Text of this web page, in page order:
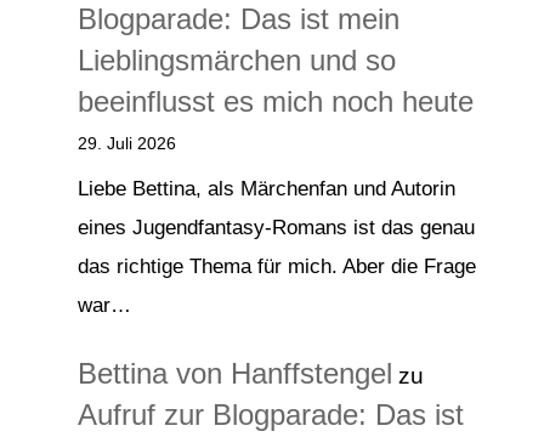
Blogparade: Das ist mein
Lieblingsmärchen und so
beeinflusst es mich noch heute
29. Juli 2026
Liebe Bettina, als Märchenfan und Autorin
eines Jugendfantasy-Romans ist das genau
das richtige Thema für mich. Aber die Frage
war…
Bettina von Hanffstengel zu
Aufruf zur Blogparade: Das ist